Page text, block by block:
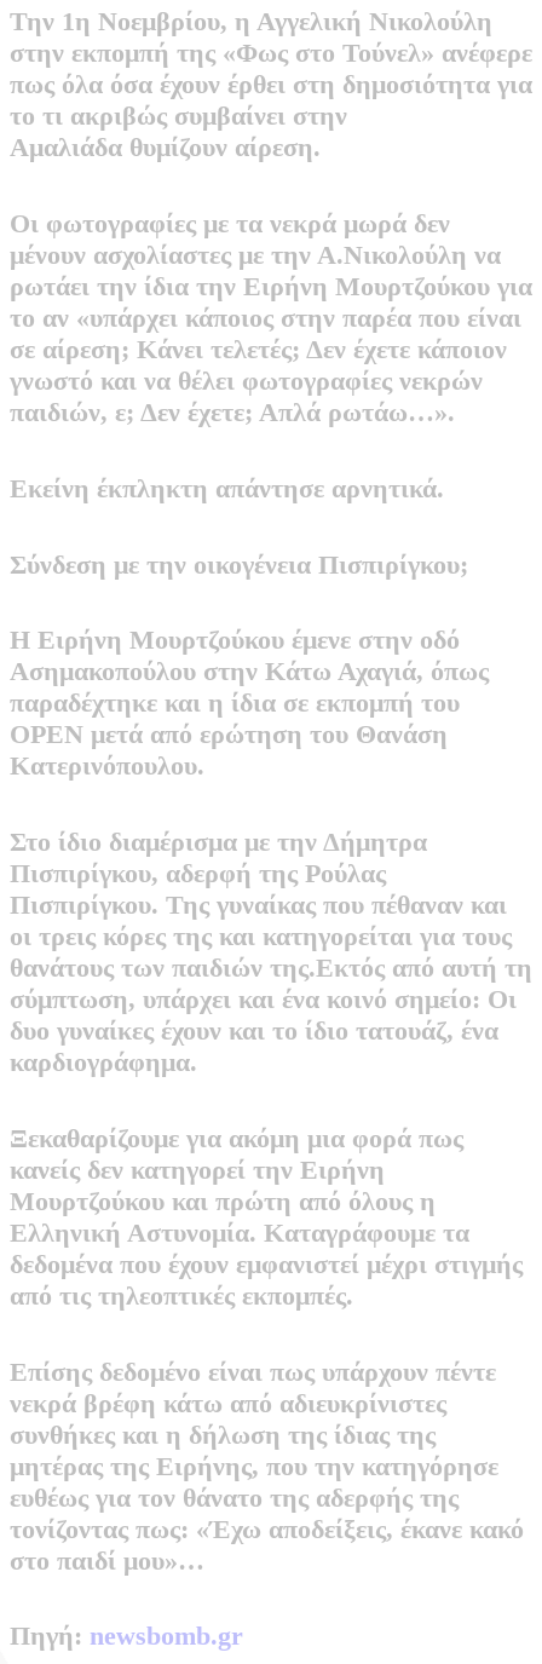
Την 1η Νοεμβρίου, η Αγγελική Νικολούλη
στην εκπομπή της «Φως στο Τούνελ» ανέφερε
πως όλα όσα έχουν έρθει στη δημοσιότητα για
το τι ακριβώς συμβαίνει στην
Αμαλιάδα θυμίζουν αίρεση.
Oι φωτογραφίες με τα νεκρά μωρά δεν
μένουν ασχολίαστες με την Α.Νικολούλη να
ρωτάει την ίδια την Ειρήνη Μουρτζούκου για
το αν «υπάρχει κάποιος στην παρέα που είναι
σε αίρεση; Κάνει τελετές; Δεν έχετε κάποιον
γνωστό και να θέλει φωτογραφίες νεκρών
παιδιών, ε; Δεν έχετε; Απλά ρωτάω…».
Εκείνη έκπληκτη απάντησε αρνητικά.
Σύνδεση με την οικογένεια Πισπιρίγκου;
Η Ειρήνη Μουρτζούκου έμενε στην οδό
Ασημακοπούλου στην Κάτω Αχαγιά, όπως
παραδέχτηκε και η ίδια σε εκπομπή του
OPEN μετά από ερώτηση του Θανάση
Κατερινόπουλου.
Στο ίδιο διαμέρισμα με την Δήμητρα
Πισπιρίγκου, αδερφή της Ρούλας
Πισπιρίγκου. Της γυναίκας που πέθαναν και
οι τρεις κόρες της και κατηγορείται για τους
θανάτους των παιδιών της.Εκτός από αυτή τη
σύμπτωση, υπάρχει και ένα κοινό σημείο: Οι
δυο γυναίκες έχουν και το ίδιο τατουάζ, ένα
καρδιογράφημα.
Ξεκαθαρίζουμε για ακόμη μια φορά πως
κανείς δεν κατηγορεί την Ειρήνη
Μουρτζούκου και πρώτη από όλους η
Ελληνική Αστυνομία. Καταγράφουμε τα
δεδομένα που έχουν εμφανιστεί μέχρι στιγμής
από τις τηλεοπτικές εκπομπές.
Επίσης δεδομένο είναι πως υπάρχουν πέντε
νεκρά βρέφη κάτω από αδιευκρίνιστες
συνθήκες και η δήλωση της ίδιας της
μητέρας της Ειρήνης, που την κατηγόρησε
ευθέως για τον θάνατο της αδερφής της
τονίζοντας πως: «Έχω αποδείξεις, έκανε κακό
στο παιδί μου»…
Πηγή: newsbomb.gr